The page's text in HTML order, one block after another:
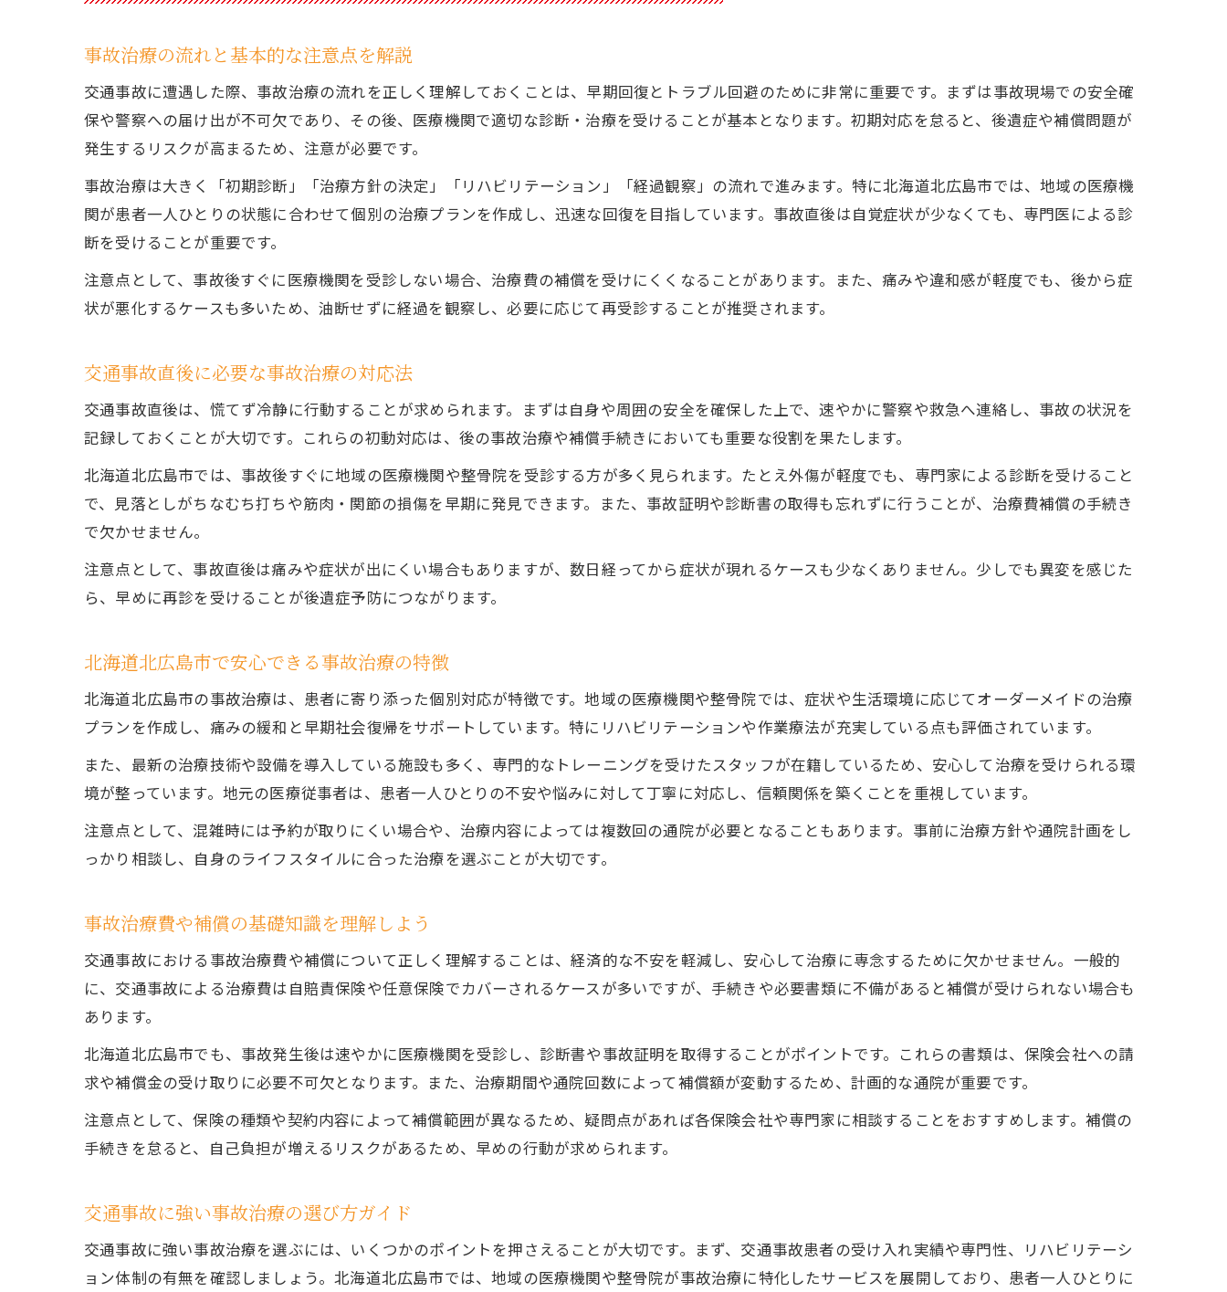
事故治療におけるスタッフの専門性の重要性
事故治療選びで失敗しないためのポイント
事故治療で早期回復を目指す正しい通院法
交通事故被害者が知るべき事故治療の工夫
事故治療で後遺症を防ぐための重要ポイント
事故治療期間中の自己管理と注意点
交通事故直後に取るべき事故治療の手順
事故治療と保険申請のスムーズな進め方
事故治療に役立つ第三者行為届出のポイント
事故治療で必要なレントゲン診断の活用法
事故治療で後遺症リスクを減らす工夫とは
交通事故後に有効な事故治療のセルフケア術
事故治療で専門家のアドバイスを活かす方法
治療費など費用面で損しないための注意点
事故治療費の補償制度と申請の流れ
交通事故で損しない事故治療費の知識
事故治療費を無料にする保険活用法
事故治療と交通費補償のチェックポイント
事故治療の流れと基本的な注意点を解説
交通事故に遭遇した際、事故治療の流れを正しく理解しておくことは、早期回復とトラブル回避のために非常に重要です。まずは事故現場での安全確
保や警察への届け出が不可欠であり、その後、医療機関で適切な診断・治療を受けることが基本となります。初期対応を怠ると、後遺症や補償問題が
発生するリスクが高まるため、注意が必要です。
事故治療は大きく「初期診断」「治療方針の決定」「リハビリテーション」「経過観察」の流れで進みます。特に北海道北広島市では、地域の医療機
関が患者一人ひとりの状態に合わせて個別の治療プランを作成し、迅速な回復を目指しています。事故直後は自覚症状が少なくても、専門医による診
断を受けることが重要です。
注意点として、事故後すぐに医療機関を受診しない場合、治療費の補償を受けにくくなることがあります。また、痛みや違和感が軽度でも、後から症
状が悪化するケースも多いため、油断せずに経過を観察し、必要に応じて再受診することが推奨されます。
交通事故直後に必要な事故治療の対応法
交通事故直後は、慌てず冷静に行動することが求められます。まずは自身や周囲の安全を確保した上で、速やかに警察や救急へ連絡し、事故の状況を
記録しておくことが大切です。これらの初動対応は、後の事故治療や補償手続きにおいても重要な役割を果たします。
北海道北広島市では、事故後すぐに地域の医療機関や整骨院を受診する方が多く見られます。たとえ外傷が軽度でも、専門家による診断を受けること
で、見落としがちなむち打ちや筋肉・関節の損傷を早期に発見できます。また、事故証明や診断書の取得も忘れずに行うことが、治療費補償の手続き
で欠かせません。
注意点として、事故直後は痛みや症状が出にくい場合もありますが、数日経ってから症状が現れるケースも少なくありません。少しでも異変を感じた
ら、早めに再診を受けることが後遺症予防につながります。
北海道北広島市で安心できる事故治療の特徴
北海道北広島市の事故治療は、患者に寄り添った個別対応が特徴です。地域の医療機関や整骨院では、症状や生活環境に応じてオーダーメイドの治療
プランを作成し、痛みの緩和と早期社会復帰をサポートしています。特にリハビリテーションや作業療法が充実している点も評価されています。
また、最新の治療技術や設備を導入している施設も多く、専門的なトレーニングを受けたスタッフが在籍しているため、安心して治療を受けられる環
境が整っています。地元の医療従事者は、患者一人ひとりの不安や悩みに対して丁寧に対応し、信頼関係を築くことを重視しています。
注意点として、混雑時には予約が取りにくい場合や、治療内容によっては複数回の通院が必要となることもあります。事前に治療方針や通院計画をし
っかり相談し、自身のライフスタイルに合った治療を選ぶことが大切です。
事故治療費や補償の基礎知識を理解しよう
交通事故における事故治療費や補償について正しく理解することは、経済的な不安を軽減し、安心して治療に専念するために欠かせません。一般的
に、交通事故による治療費は自賠責保険や任意保険でカバーされるケースが多いですが、手続きや必要書類に不備があると補償が受けられない場合も
あります。
北海道北広島市でも、事故発生後は速やかに医療機関を受診し、診断書や事故証明を取得することがポイントです。これらの書類は、保険会社への請
求や補償金の受け取りに必要不可欠となります。また、治療期間や通院回数によって補償額が変動するため、計画的な通院が重要です。
注意点として、保険の種類や契約内容によって補償範囲が異なるため、疑問点があれば各保険会社や専門家に相談することをおすすめします。補償の
手続きを怠ると、自己負担が増えるリスクがあるため、早めの行動が求められます。
交通事故に強い事故治療の選び方ガイド
交通事故に強い事故治療を選ぶには、いくつかのポイントを押さえることが大切です。まず、交通事故患者の受け入れ実績や専門性、リハビリテーシ
ョン体制の有無を確認しましょう。北海道北広島市では、地域の医療機関や整骨院が事故治療に特化したサービスを展開しており、患者一人ひとりに